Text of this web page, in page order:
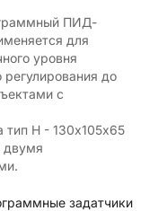
ПИД-
для
уровня
регулирования до
с
тип H - 130х105х65
двумя
задатчики